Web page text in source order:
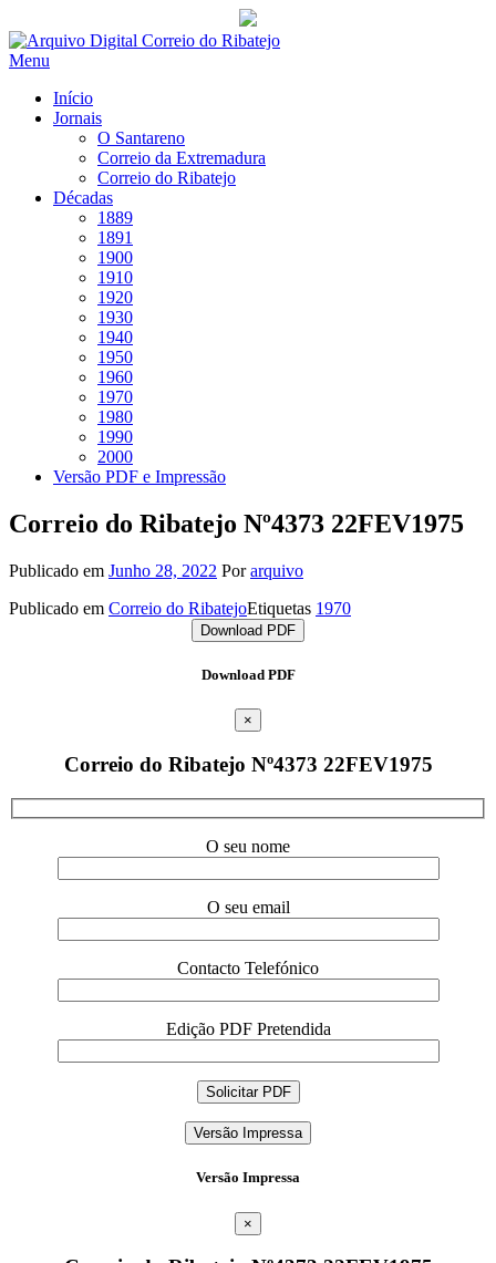
Saltar
para
Menu
Início
Jornais
O Santareno
Correio da Extremadura
Correio do Ribatejo
Décadas
1889
1891
1900
1910
1920
1930
1940
1950
1960
1970
1980
1990
2000
Versão PDF e Impressão
Correio do Ribatejo Nº4373 22FEV1975
Publicado em Junho 28, 2022 Porarquivo
Publicado em Correio do RibatejoEtiquetas 1970
Download PDF
Download PDF
×
Correio do Ribatejo Nº4373 22FEV1975
O seu nome
O seu email
Contacto Telefónico
Edição PDF Pretendida
Versão Impressa
Versão Impressa
×